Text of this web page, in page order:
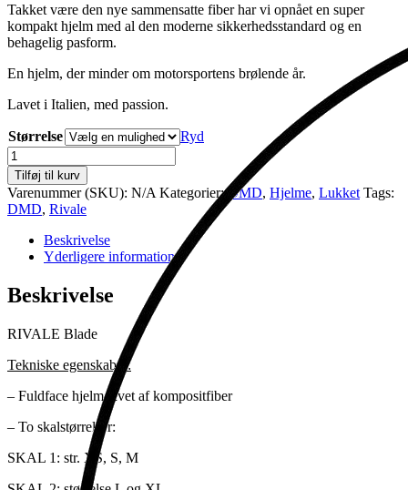
Takket være den nye sammensatte fiber har vi opnået en super
kompakt hjelm med al den moderne sikkerhedsstandard og en
behagelig pasform.
En hjelm, der minder om motorsportens brølende år.
Lavet i Italien, med passion.
Størrelse
Ryd
Rivale
Blade
antal
Tilføj til kurv
Varenummer (SKU): N/A Kategorier: DMD, Hjelme, Lukket Tags:
DMD, Rivale
Beskrivelse
Yderligere information
Beskrivelse
RIVALE Blade
Tekniske egenskaber:
– Fuldface hjelm lavet af kompositfiber
– To skalstørrelser:
SKAL 1: str. XS, S, M